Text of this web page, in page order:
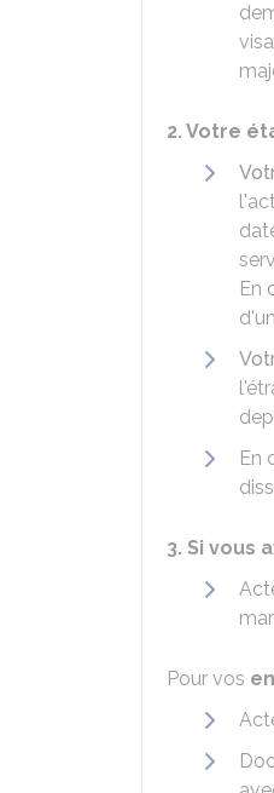
2. Votre
En
En
3. Si vous
Pour vos